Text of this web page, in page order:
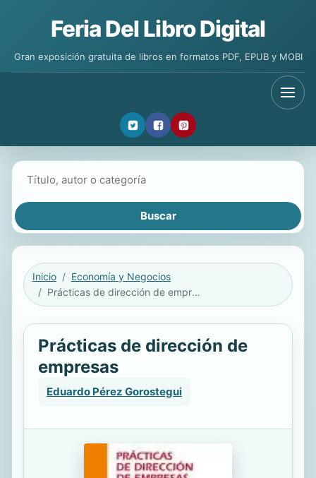
Feria Del Libro Digital
Gran exposición gratuita de libros en formatos PDF, EPUB y MOBI
Inicio
Economía y Negocios
Prácticas de dirección de empresas
Prácticas de dirección de
empresas
Eduardo Pérez Gorostegui